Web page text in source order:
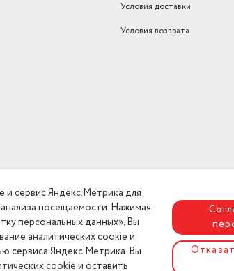
Условия доставки
Условия возврата
сервис Яндекс.Метрика для
посещаемости. Нажимая
персональных данных», Вы
аналитических cookie и
сервиса Яндекс.Метрика. Вы
cookie и оставить